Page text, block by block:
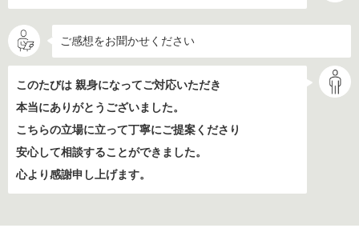
ご感想をお聞かせください
このたびは 親身になってご対応いただき
本当にありがとうございました。
こちらの立場に立って丁寧にご提案くださり
安心して相談することができました。
心より感謝申し上げます。